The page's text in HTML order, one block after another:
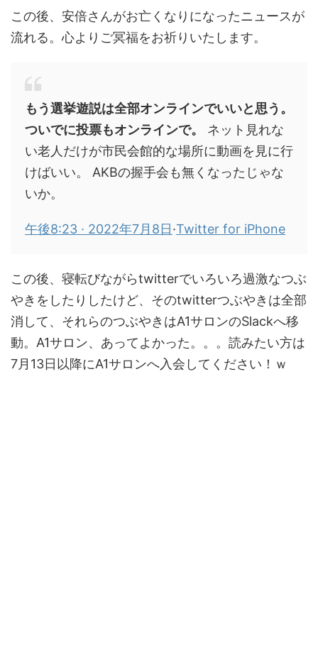
この後、安倍さんがお亡くなりになったニュースが
流れる。心よりご冥福をお祈りいたします。
もう選挙遊説は全部オンラインでいいと思う。
ついでに投票もオンラインで。
ネット見れな
い老人だけが市民会館的な場所に動画を見に行
けばいい。 AKBの握手会も無くなったじゃな
いか。
午後8:23 · 2022年7月8日·Twitter for iPhone
この後、寝転びながらtwitterでいろいろ過激なつぶ
やきをしたりしたけど、そのtwitterつぶやきは全部
消して、それらのつぶやきはA1サロンのSlackへ移
動。A1サロン、あってよかった。。。読みたい方は
7月13日以降にA1サロンへ入会してください！ｗ